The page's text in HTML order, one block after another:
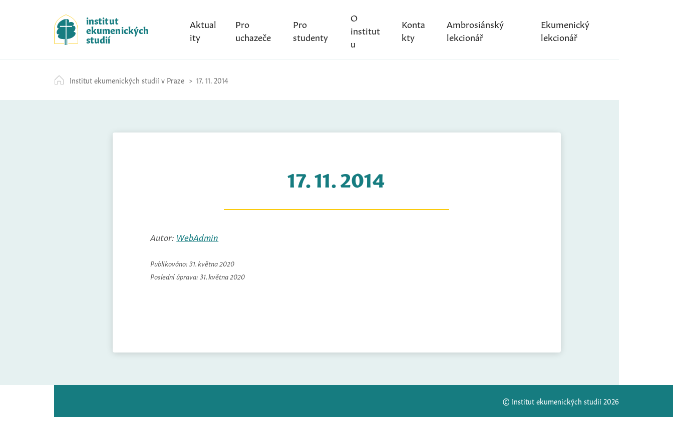
k
i
p
t
c
o
institut
ekumenických
studií
Aktual
ity
Pro
uchazeče
Pro
studenty
O
institut
u
Konta
kty
Ambrosiánský
lekcionář
Ekumenický
lekcionář
Institut ekumenických studií v Praze 17. 11. 2014
17. 11. 2014
Autor: WebAdmin
Publikováno: 31. května 2020
Poslední úprava: 31. května 2020
© Institut ekumenických studií 2026